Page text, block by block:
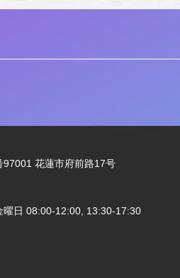
97001 花蓮市府前路17号
曜日 08:00-12:00, 13:30-17:30